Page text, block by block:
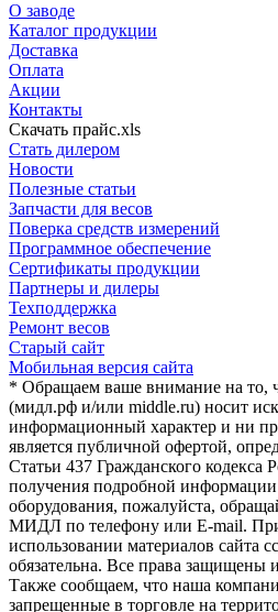
О заводе
Каталог продукции
Доставка
Оплата
Акции
Контакты
Скачать прайс.xls
Стать дилером
Новости
Полезные статьи
Запчасти для весов
Поверка средств измерений
Программное обеспечение
Сертификаты продукции
Партнеры и дилеры
Техподдержка
Ремонт весов
Старый сайт
Мобильная версия сайта
* Обращаем ваше внимание на то,
(мидл.рф и/или middle.ru) носит
информационный характер и ни
является публичной офертой,
Статьи 437 Гражданского кодекса
получения подробной информации
оборудования, пожалуйста,
МИДЛ по телефону или E-mail.
использовании материалов сайта
обязательна. Все права защищены
Также сообщаем, что наша
запрещенные в торговле на